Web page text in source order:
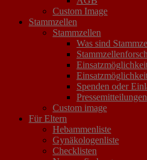
eingelagerten
hämatopoetische Rekonstitution des
Hochdosis-Chemotherapie
erforderlichen Spezifikationen des
nach dem gegenwärtigen Stand der
Erkenntnisse eingehalten werden.
dass die Lagerung möglich ist, die
hämatopoetischen Anwendung
Nabelschnurblut dennoch
möglicherweise bei sich mit der
der wissenschaftlichen und medizin-
ändernden Spezifikationen zu
zu können. Die gesetzlichen
auch deshalb für den Fall zu, dass
Custom Image
Stammzellen
Stammzellen
Was sind
Spenden oder
Pressemitteilungen
Custom image
Für Eltern
Hebammenliste
Gynäkologenliste
Checklisten